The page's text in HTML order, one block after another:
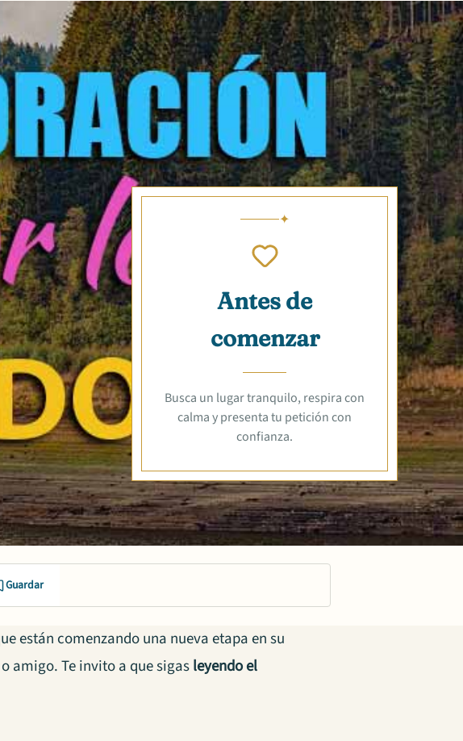
Antes de
comenzar
Busca un lugar tranquilo, respira con
calma y presenta tu petición con
confianza.
Guardar
están comenzando una nueva etapa en su
amigo. Te invito a que sigasleyendo el